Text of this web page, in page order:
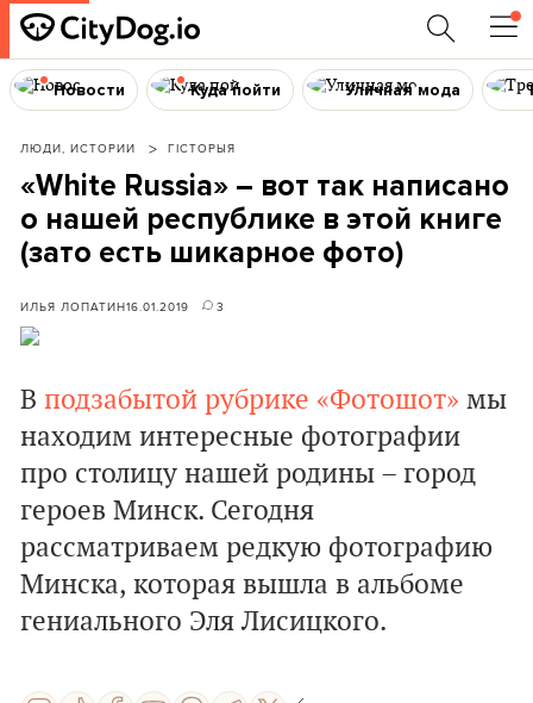
Новости Куда пойти Уличная мода
ЛЮДИ, ИСТОРИИ ГІСТОРЫЯ
«White Russia» – вот так написано
о нашей республике в этой книге
(зато есть шикарное фото)
ИЛЬЯ ЛОПАТИН16.01.2019 3
В подзабытой рубрике «Фотошот» мы
находим интересные фотографии
про столицу нашей родины – город
героев Минск. Сегодня
рассматриваем редкую фотографию
Минска, которая вышла в альбоме
гениального Эля Лисицкого.